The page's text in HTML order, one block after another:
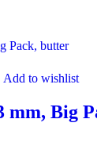
Add to wishlist
mm, Big